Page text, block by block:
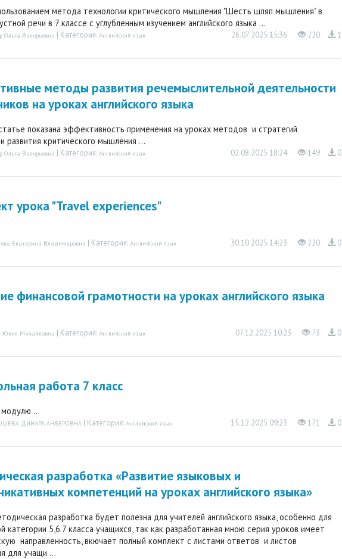
метода технологии критического мышления "Шесть шляп мышления" в
речи в 7 классе с углубленным изучением английского языка ...
Ольга Валерьевна | Категория: Английский язык 26.07.2025 15:36 220 1
методы развития речемыслительной деятельности
на уроках английского языка
показана эффективность применения на уроках методов и стратегий
развития критического мышления ...
Ольга Валерьевна | Категория: Английский язык 02.08.2025 18:24 149 0
урока "Travel experiences"
Екатерина Владимировна | Категория: Английский язык 30.10.2025 14:23 220 0
финансовой грамотности на уроках английского языка
Юлия Михайловна | Категория: Английский язык 07.12.2025 10:23 73 0
работа 7 класс
...
ДИНАРА АНВЕРОВНА | Категория: Английский язык 15.12.2025 09:23 171 0
разработка «Развитие языковых и
компетенций на уроках английского языка»
разработка будет полезна для учителей английского языка, особенно для
категории 5,6.7 класса учащихся, так как разработанная мною серия уроков имеет
направленность, вкючает полный комплект с листами ответов и листов
для учащи ...